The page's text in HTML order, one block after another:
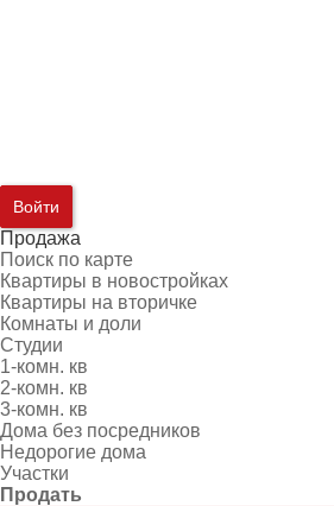
Войти
Продажа
Поиск по карте
Квартиры в новостройках
Квартиры на вторичке
Комнаты и доли
Студии
1-комн. кв
2-комн. кв
3-комн. кв
Дома без посредников
Недорогие дома
Участки
Продать